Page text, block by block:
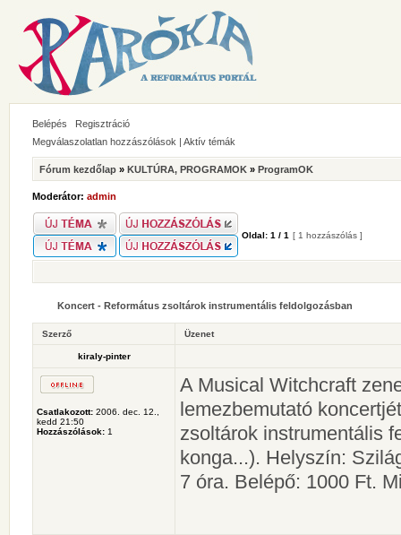
Belépés
Regisztráció
Megválaszolatlan hozzászólások | Aktív témák
Fórum kezdőlap » KULTÚRA, PROGRAMOK » ProgramOK
Moderátor: admin
Oldal: 1 / 1 [ 1 hozzászólás ]
Koncert - Református zsoltárok instrumentális feldolgozásban
Szerző Üzenet
kiraly-pinter
Csatlakozott: 2006. dec. 12.,
kedd 21:50
Hozzászólások: 1
A Musical Witchcraft
lemezbemutató
zsoltárok instrumentális
konga...). Helyszín:
7 óra. Belépő: 1000 Ft.